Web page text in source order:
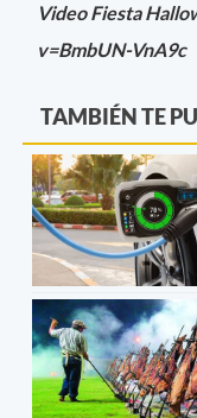
Video Fiesta
v=BmbUN-VnA9c
TAMBIÉN TE